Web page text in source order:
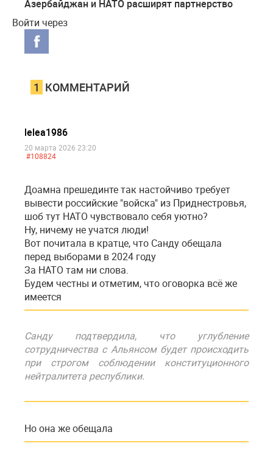
Азербайджан и НАТО расширят партнерство
Войти через
1 КОММЕНТАРИЙ
lelea1986
20 марта 2026 23:20
#108824
Доамна прешединте так настойчиво требует
вывести российские "войска" из Приднестровья,
шоб тут НАТО чувствовало себя уютно?
Ну, ничему не учатся люди!
Вот почитала в кратце, что Санду обещала
перед выборами в 2024 году
За НАТО там ни слова.
Будем честны и отметим, что оговорка всё же
имеется
Санду подтвердила, что углубление
сотрудничества с Альянсом будет происходить
при строгом соблюдении конституционного
нейтралитета республики.
Но она же обещала